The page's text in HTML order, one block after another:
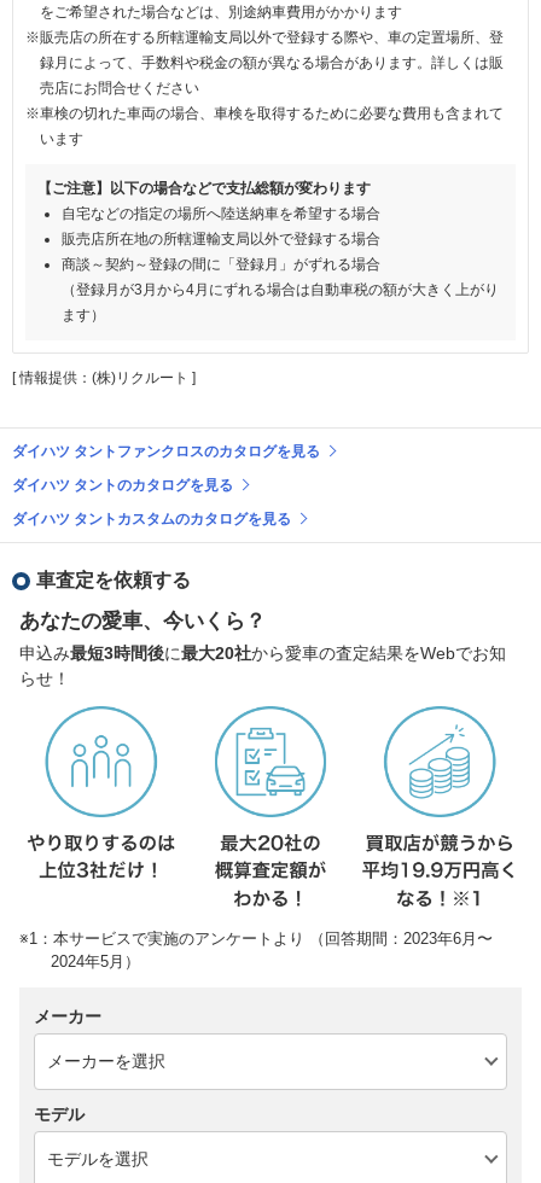
をご希望された場合などは、別途納車費用がかかります
※販売店の所在する所轄運輸支局以外で登録する際や、車の定置場所、登
録月によって、手数料や税金の額が異なる場合があります。詳しくは販
売店にお問合せください
※車検の切れた車両の場合、車検を取得するために必要な費用も含まれて
います
【ご注意】以下の場合などで支払総額が変わります
自宅などの指定の場所へ陸送納車を希望する場合
販売店所在地の所轄運輸支局以外で登録する場合
商談～契約～登録の間に「登録月」がずれる場合
（登録月が3月から4月にずれる場合は自動車税の額が大きく上がり
ます）
[ 情報提供：(株)リクルート ]
ダイハツ タントファンクロスのカタログを見る
ダイハツ タントのカタログを見る
ダイハツ タントカスタムのカタログを見る
車査定を依頼する
あなたの愛車、今いくら？
申込み最短3時間後に最大20社から愛車の査定結果をWebでお知
らせ！
※1：本サービスで実施のアンケートより （回答期間：2023年6月〜
2024年5月）
メーカー
モデル